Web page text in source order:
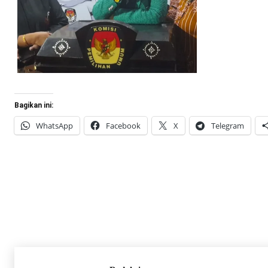
Bagikan ini:
WhatsApp Facebook X Telegram